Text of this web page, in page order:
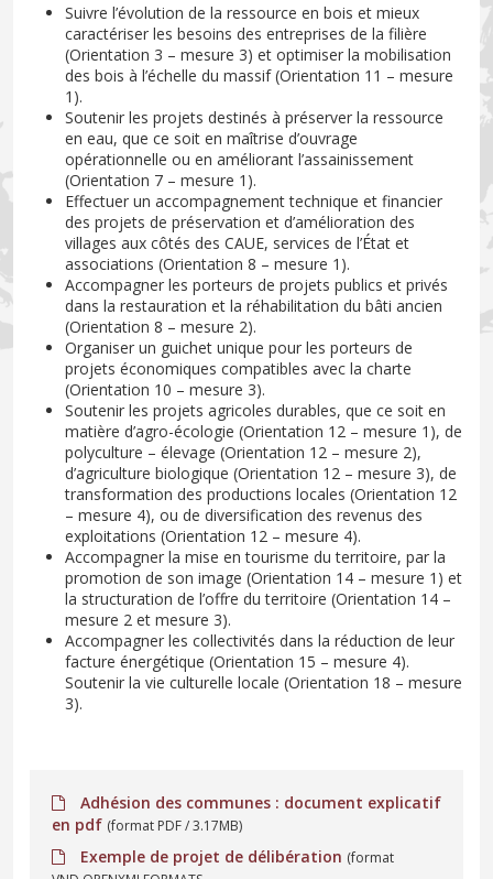
Suivre l’évolution de la ressource en bois et mieux
caractériser les besoins des entreprises de la filière
(Orientation 3 – mesure 3) et optimiser la mobilisation
des bois à l’échelle du massif (Orientation 11 – mesure
1).
Soutenir les projets destinés à préserver la ressource
en eau, que ce soit en maîtrise d’ouvrage
opérationnelle ou en améliorant l’assainissement
(Orientation 7 – mesure 1).
Effectuer un accompagnement technique et financier
des projets de préservation et d’amélioration des
villages aux côtés des CAUE, services de l’État et
associations (Orientation 8 – mesure 1).
Accompagner les porteurs de projets publics et privés
dans la restauration et la réhabilitation du bâti ancien
(Orientation 8 – mesure 2).
Organiser un guichet unique pour les porteurs de
projets économiques compatibles avec la charte
(Orientation 10 – mesure 3).
Soutenir les projets agricoles durables, que ce soit en
matière d’agro-écologie (Orientation 12 – mesure 1), de
polyculture – élevage (Orientation 12 – mesure 2),
d’agriculture biologique (Orientation 12 – mesure 3), de
transformation des productions locales (Orientation 12
– mesure 4), ou de diversification des revenus des
exploitations (Orientation 12 – mesure 4).
Accompagner la mise en tourisme du territoire, par la
promotion de son image (Orientation 14 – mesure 1) et
la structuration de l’offre du territoire (Orientation 14 –
mesure 2 et mesure 3).
Accompagner les collectivités dans la réduction de leur
facture énergétique (Orientation 15 – mesure 4).
Soutenir la vie culturelle locale (Orientation 18 – mesure
3).
Adhésion des communes : document explicatif
en pdf (format PDF / 3.17MB)
Exemple de projet de délibération (format